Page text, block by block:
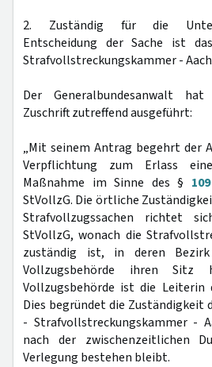
2. Zuständig für die
Entscheidung der Sache ist
Strafvollstreckungskammer -
Der Generalbundesanwalt
Zuschrift zutreffend ausgeführt:
„Mit seinem Antrag begehrt der
Verpflichtung zum Erlass
Maßnahme im Sinne des § 109
StVollzG. Die örtliche
Strafvollzugssachen richtet
StVollzG, wonach die
zuständig ist, in deren
Vollzugsbehörde ihren Sitz
Vollzugsbehörde ist die Leiterin
Dies begründet die Zuständigkeit
- Strafvollstreckungskammer -
nach der zwischenzeitlichen
Verlegung bestehen bleibt.